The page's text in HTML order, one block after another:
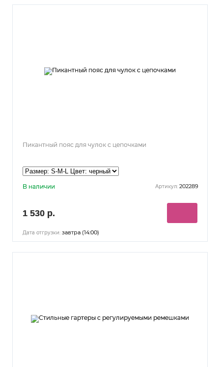
Пикантный пояс для чулок с цепочками
В наличии Артикул: 202289
1 530 р.
Дата отгрузки: завтра (14:00)